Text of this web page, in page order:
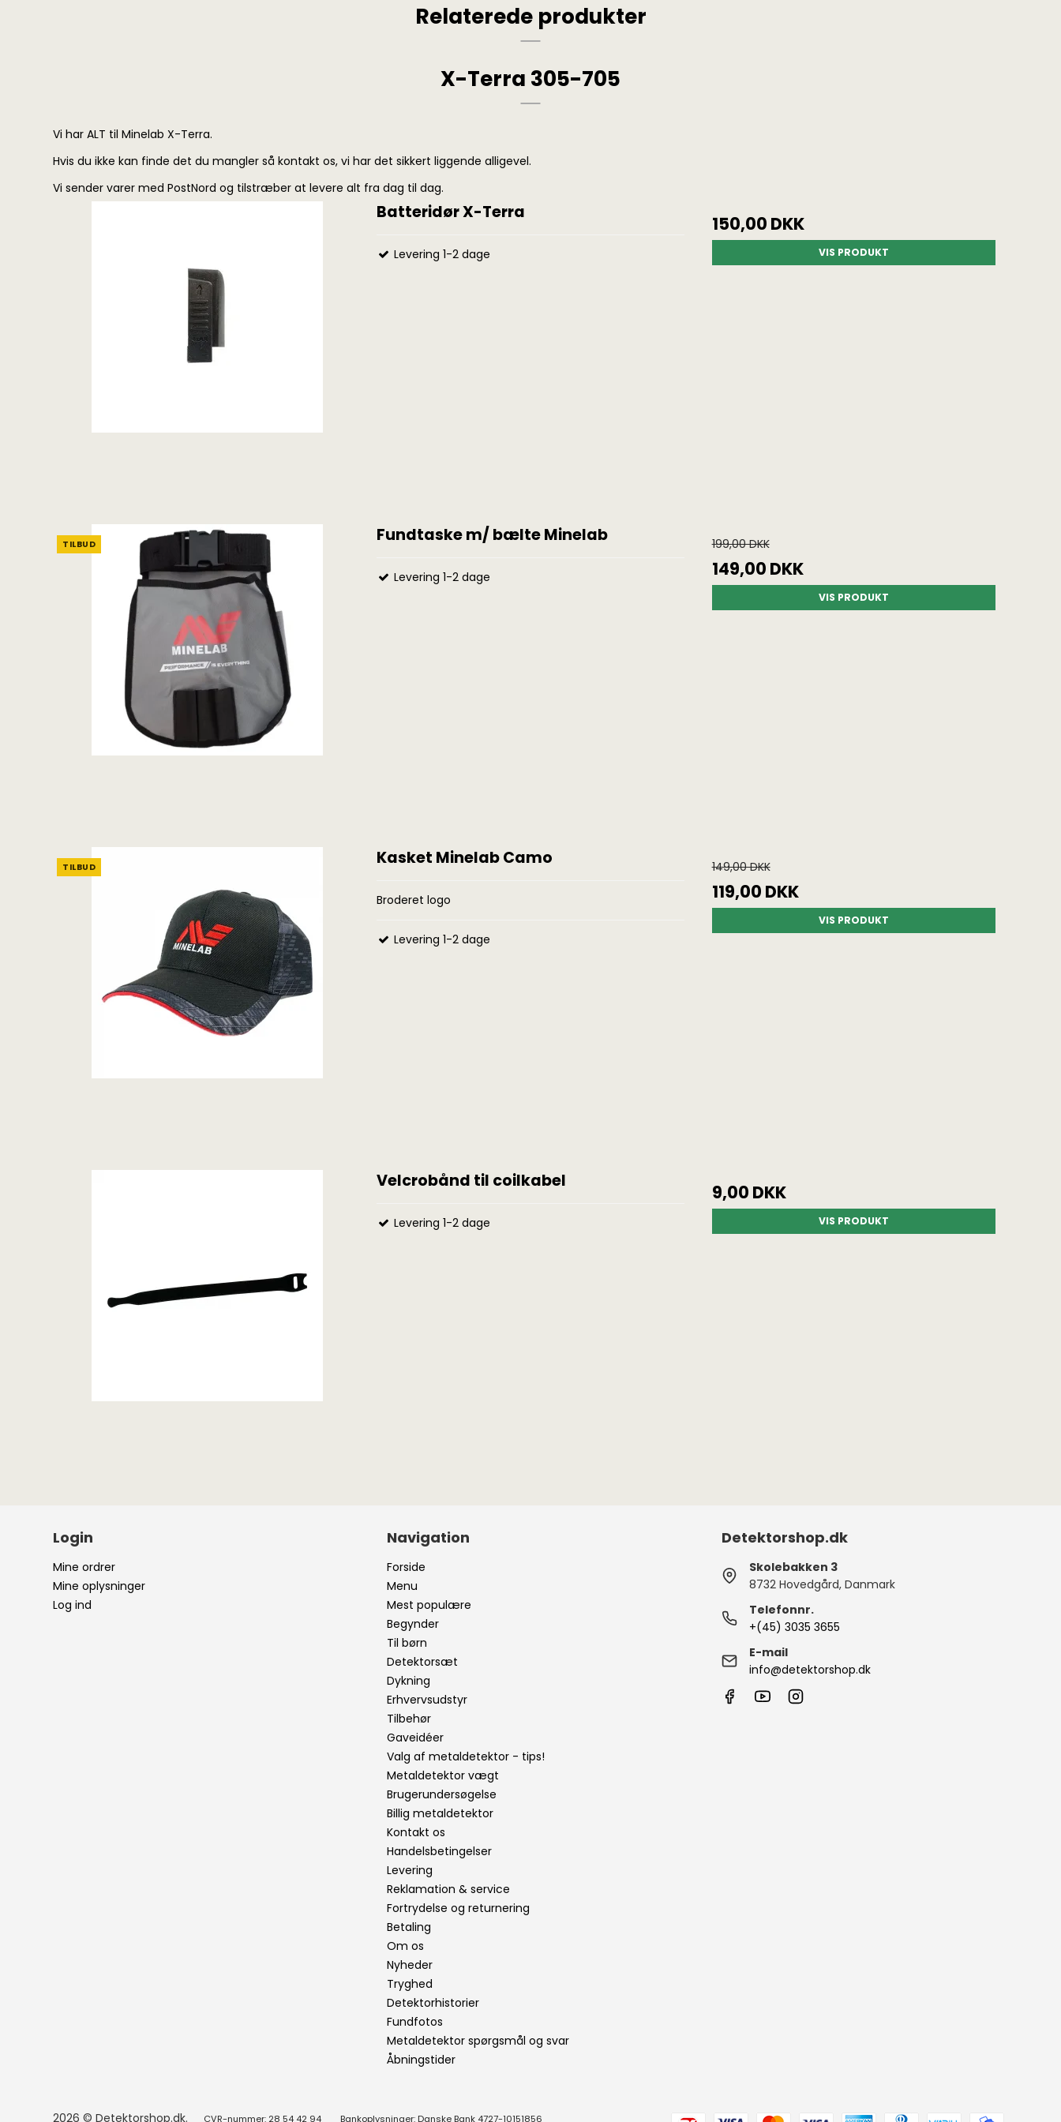
Relaterede produkter
X-Terra 305-705
Vi har ALT til Minelab X-Terra.
Hvis du ikke kan finde det du mangler så kontakt os, vi har det sikkert liggende alligevel.
Vi sender varer med PostNord og tilstræber at levere alt fra dag til dag.
Batteridør X-Terra
Levering 1-2 dage
150,00 DKK
VIS PRODUKT
TILBUD Fundtaske m/ bælte Minelab
Levering 1-2 dage
199,00 DKK
149,00 DKK
VIS PRODUKT
TILBUD Kasket Minelab Camo
Broderet logo
Levering 1-2 dage
149,00 DKK
119,00 DKK
VIS PRODUKT
Velcrobånd til coilkabel
Levering 1-2 dage
9,00 DKK
VIS PRODUKT
Login
Mine ordrer
Mine oplysninger
Log ind
Navigation
Forside
Menu
Mest populære
Begynder
Til børn
Detektorsæt
Dykning
Erhvervsudstyr
Tilbehør
Gaveidéer
Valg af metaldetektor - tips!
Metaldetektor vægt
Brugerundersøgelse
Billig metaldetektor
Kontakt os
Handelsbetingelser
Levering
Reklamation & service
Fortrydelse og returnering
Betaling
Om os
Nyheder
Tryghed
Detektorhistorier
Fundfotos
Metaldetektor spørgsmål og svar
Åbningstider
Detektorshop.dk
Skolebakken 3
8732 Hovedgård, Danmark
Telefonnr.
+(45) 3035 3655
E-mail
info@detektorshop.dk
2026 © Detektorshop.dk. CVR-nummer: 28 54 42 94 Bankoplysninger: Danske Bank 4727-10151856